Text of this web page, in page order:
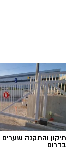
תיקון והתקנה
בדרום